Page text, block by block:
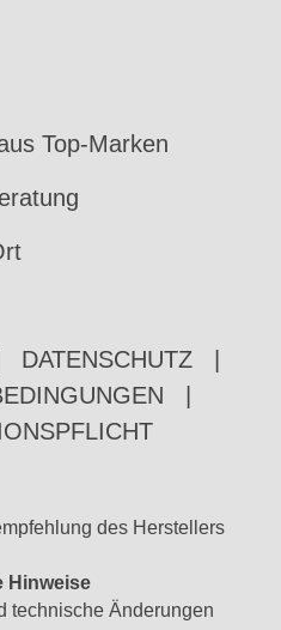
Top-Marken
DATENSCHUTZ
des Herstellers
Hinweise
technische Änderungen